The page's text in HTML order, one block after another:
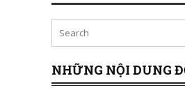
NHỮNG NỘI DUNG